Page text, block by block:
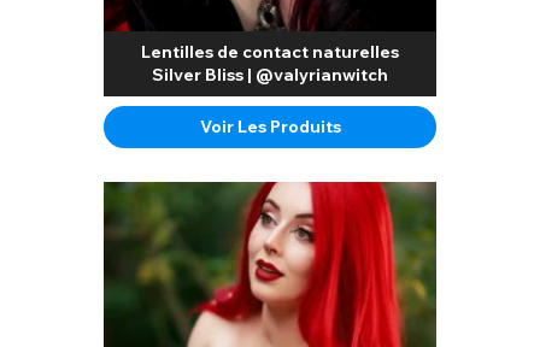
Lentilles de contact naturelles
Silver Bliss | @valyrianwitch
Voir Les Produits